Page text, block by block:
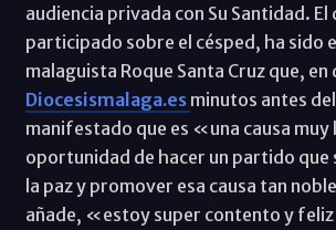
audiencia privada con Su Santidad. El
participado sobre el césped, ha sido
malaguista Roque Santa Cruz que, en
Diocesismalaga.es minutos antes
manifestado que es «una causa muy
oportunidad de hacer un partido que
la paz y promover esa causa tan
añade, «estoy super contento y feliz